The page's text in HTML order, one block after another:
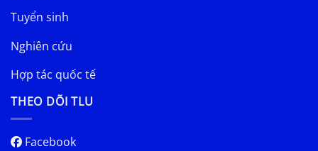
Tuyển sinh
Nghiên cứu
Hợp tác quốc tế
THEO DÕI TLU
Facebook